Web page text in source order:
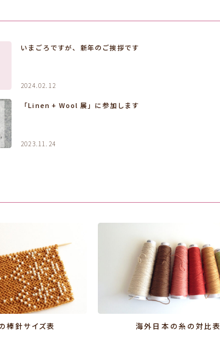
いまごろですが、新年のご挨拶です
2024.02.12
「Linen + Wool 展」に参加します
2023.11.24
棒針サイズ表 海外日本の糸の対比表